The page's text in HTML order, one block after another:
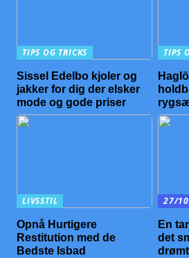
TIPS OG TRICKS
Sissel Edelbo kjoler og
jakker for dig der elsker
mode og gode priser
TIPS
LIVSSTIL
Opnå Hurtigere
Restitution med de
Bedste Isbad
27/
En
det